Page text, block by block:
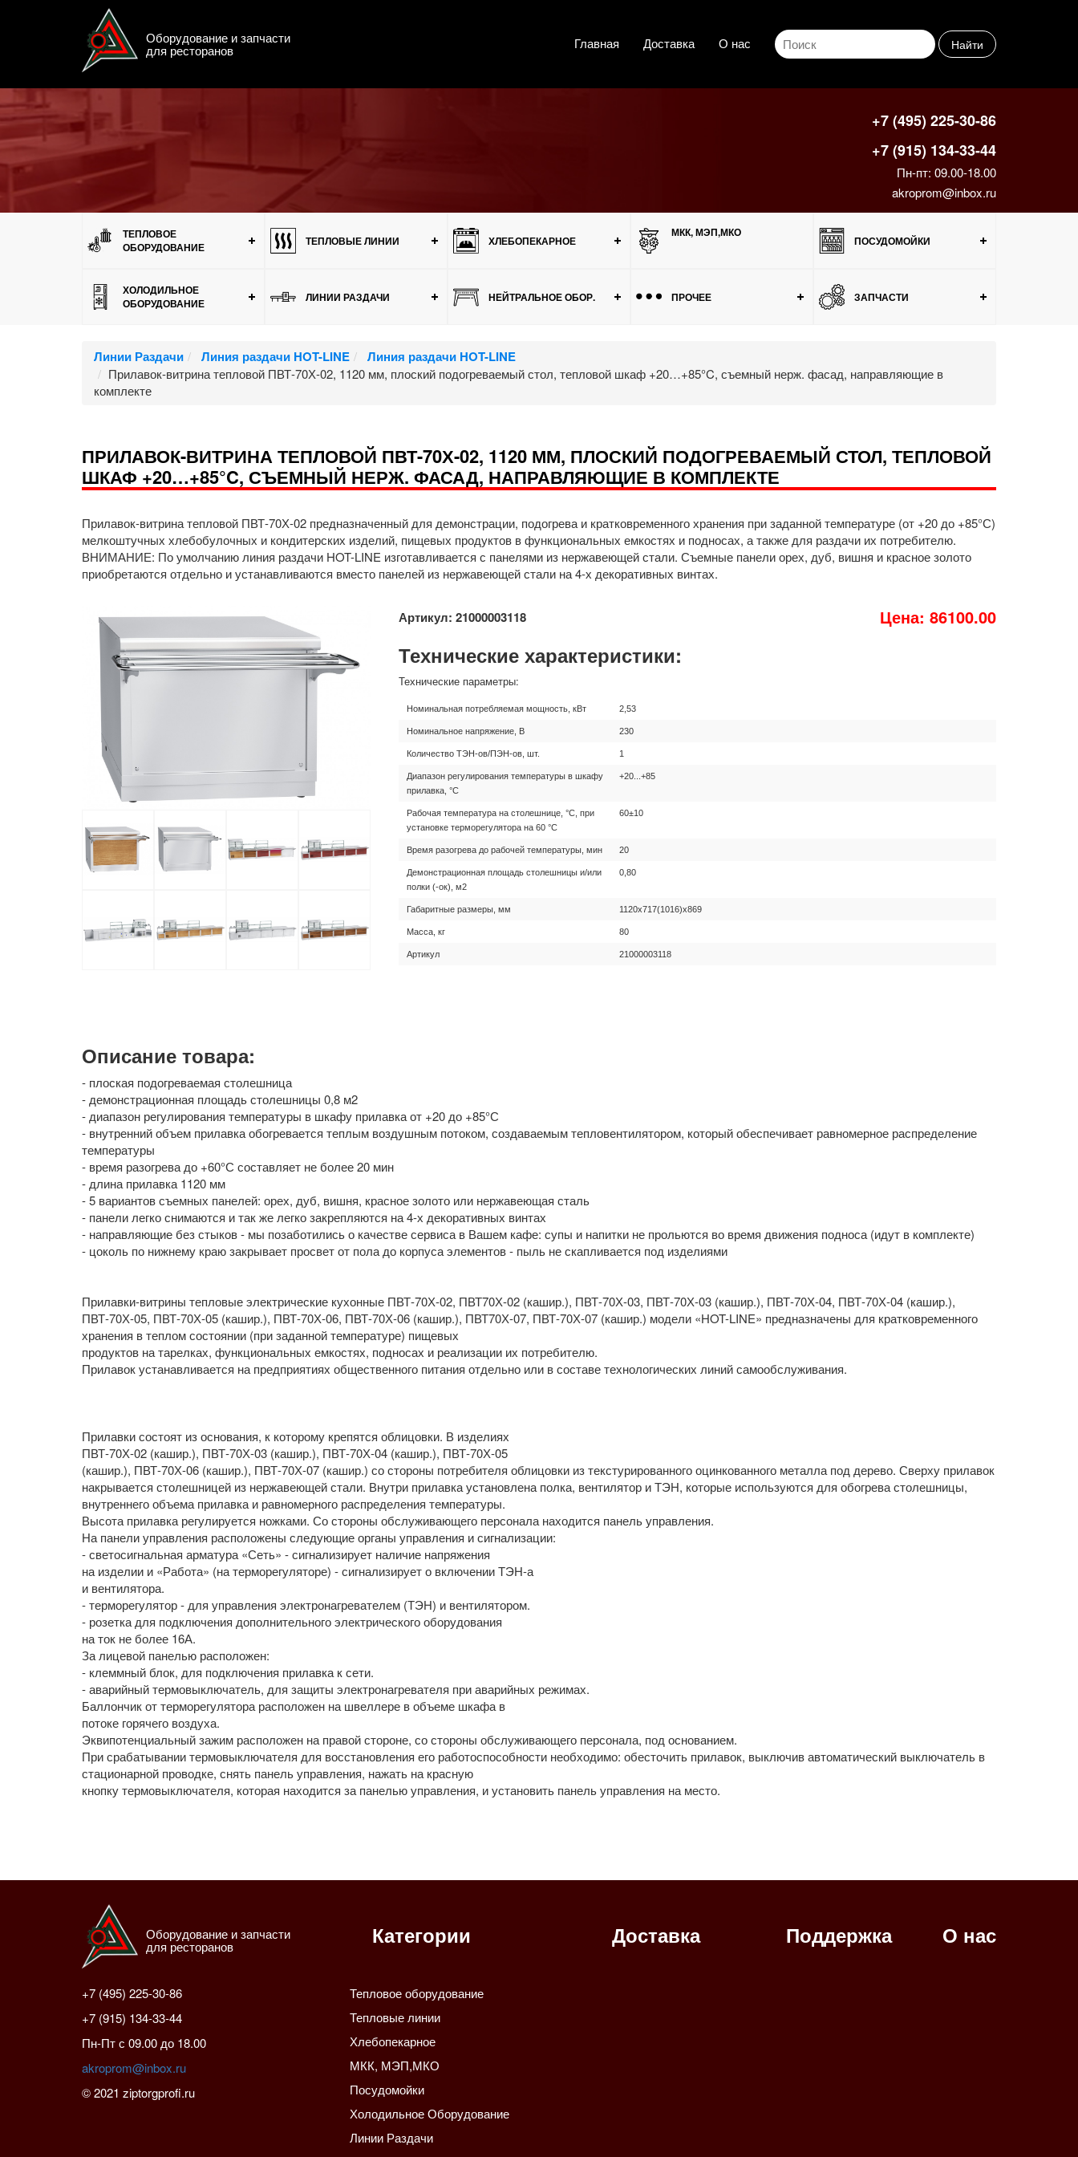
Оборудование и запчасти
для ресторанов Главная Доставка О нас Найти
+7 (495) 225-30-86
+7 (915) 134-33-44
Пн-пт: 09.00-18.00
akroprom@inbox.ru
ТЕПЛОВОЕ
ОБОРУДОВАНИЕ
ТЕПЛОВЫЕ ЛИНИИ ХЛЕБОПЕКАРНОЕ
МКК, МЭП,МКО
ПОСУДОМОЙКИ
ХОЛОДИЛЬНОЕ
ОБОРУДОВАНИЕ
ЛИНИИ РАЗДАЧИ НЕЙТРАЛЬНОЕ ОБОР. ПРОЧЕЕ ЗАПЧАСТИ
Линии Раздачи Линия раздачи HOT-LINE Линия раздачи HOT-LINE
Прилавок-витрина тепловой ПВТ-70Х-02, 1120 мм, плоский подогреваемый стол, тепловой шкаф +20…+85°C, съемный нерж. фасад, направляющие в
комплекте
ПРИЛАВОК-ВИТРИНА ТЕПЛОВОЙ ПВТ-70Х-02, 1120 ММ, ПЛОСКИЙ ПОДОГРЕВАЕМЫЙ СТОЛ, ТЕПЛОВОЙ
ШКАФ +20…+85°C, СЪЕМНЫЙ НЕРЖ. ФАСАД, НАПРАВЛЯЮЩИЕ В КОМПЛЕКТЕ
Прилавок-витрина тепловой ПВТ-70Х-02 предназначенный для демонстрации, подогрева и кратковременного хранения при заданной температуре (от +20 до +85°С)
мелкоштучных хлебобулочных и кондитерских изделий, пищевых продуктов в функциональных емкостях и подносах, а также для раздачи их потребителю.
ВНИМАНИЕ: По умолчанию линия раздачи HOT-LINE изготавливается с панелями из нержавеющей стали. Съемные панели орех, дуб, вишня и красное золото
приобретаются отдельно и устанавливаются вместо панелей из нержавеющей стали на 4-х декоративных винтах.
Артикул: 21000003118 Цена: 86100.00
Технические характеристики:
Технические параметры:
Номинальная потребляемая мощность, кВт 2,53
Номинальное напряжение, В 230
Количество ТЭН-ов/ПЭН-ов, шт. 1
Диапазон регулирования температуры в шкафу
прилавка, °С
+20...+85
Рабочая температура на столешнице, °С, при
установке терморегулятора на 60 °С
60±10
Время разогрева до рабочей температуры, мин 20
Демонстрационная площадь столешницы и/или
полки (-ок), м2
0,80
Габаритные размеры, мм 1120х717(1016)х869
Масса, кг 80
Артикул 21000003118
Описание товара:
- плоская подогреваемая столешница
- демонстрационная площадь столешницы 0,8 м2
- диапазон регулирования температуры в шкафу прилавка от +20 до +85°С
- внутренний объем прилавка обогревается теплым воздушным потоком, создаваемым тепловентилятором, который обеспечивает равномерное распределение
температуры
- время разогрева до +60°С составляет не более 20 мин
- длина прилавка 1120 мм
- 5 вариантов съемных панелей: орех, дуб, вишня, красное золото или нержавеющая сталь
- панели легко снимаются и так же легко закрепляются на 4-х декоративных винтах
- направляющие без стыков - мы позаботились о качестве сервиса в Вашем кафе: супы и напитки не прольются во время движения подноса (идут в комплекте)
- цоколь по нижнему краю закрывает просвет от пола до корпуса элементов - пыль не скапливается под изделиями
Прилавки-витрины тепловые электрические кухонные ПВТ-70Х-02, ПВТ70Х-02 (кашир.), ПВТ-70Х-03, ПВТ-70Х-03 (кашир.), ПВТ-70Х-04, ПВТ-70Х-04 (кашир.),
ПВТ-70Х-05, ПВТ-70Х-05 (кашир.), ПВТ-70Х-06, ПВТ-70Х-06 (кашир.), ПВТ70Х-07, ПВТ-70Х-07 (кашир.) модели «HOT-LINE» предназначены для кратковременного
хранения в теплом состоянии (при заданной температуре) пищевых
продуктов на тарелках, функциональных емкостях, подносах и реализации их потребителю.
Прилавок устанавливается на предприятиях общественного питания отдельно или в составе технологических линий самообслуживания.
Прилавки состоят из основания, к которому крепятся облицовки. В изделиях
ПВТ-70Х-02 (кашир.), ПВТ-70Х-03 (кашир.), ПВТ-70Х-04 (кашир.), ПВТ-70Х-05
(кашир.), ПВТ-70Х-06 (кашир.), ПВТ-70Х-07 (кашир.) со стороны потребителя облицовки из текстурированного оцинкованного металла под дерево. Сверху прилавок
накрывается столешницей из нержавеющей стали. Внутри прилавка установлена полка, вентилятор и ТЭН, которые используются для обогрева столешницы,
внутреннего объема прилавка и равномерного распределения температуры.
Высота прилавка регулируется ножками. Со стороны обслуживающего персонала находится панель управления.
На панели управления расположены следующие органы управления и сигнализации:
- светосигнальная арматура «Сеть» - сигнализирует наличие напряжения
на изделии и «Работа» (на терморегуляторе) - сигнализирует о включении ТЭН-а
и вентилятора.
- терморегулятор - для управления электронагревателем (ТЭН) и вентилятором.
- розетка для подключения дополнительного электрического оборудования
на ток не более 16А.
За лицевой панелью расположен:
- клеммный блок, для подключения прилавка к сети.
- аварийный термовыключатель, для защиты электронагревателя при аварийных режимах.
Баллончик от терморегулятора расположен на швеллере в объеме шкафа в
потоке горячего воздуха.
Эквипотенциальный зажим расположен на правой стороне, со стороны обслуживающего персонала, под основанием.
При срабатывании термовыключателя для восстановления его работоспособности необходимо: обесточить прилавок, выключив автоматический выключатель в
стационарной проводке, снять панель управления, нажать на красную
кнопку термовыключателя, которая находится за панелью управления, и установить панель управления на место.
Оборудование и запчасти
для ресторанов
+7 (495) 225-30-86
+7 (915) 134-33-44
Пн-Пт с 09.00 до 18.00
akroprom@inbox.ru
© 2021 ziptorgprofi.ru
Категории
Тепловое оборудование
Тепловые линии
Хлебопекарное
МКК, МЭП,МКО
Посудомойки
Холодильное Оборудование
Линии Раздачи
Доставка Поддержка О нас